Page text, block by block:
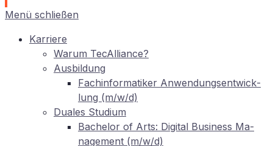
Menü schließen
Kar­rie­re
War­um TecAlliance?
Aus­bil­dung
Fach­in­for­ma­ti­ker An­wen­dungs­ent­wick­
lung (m/w/d)
Dua­les Studium
Ba­che­lor of Arts: Di­gi­tal Busi­ness Ma­
nage­ment (m/w/d)